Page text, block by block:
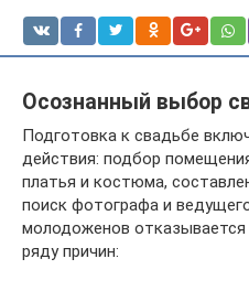
Осознанный выбор
Подготовка к свадьбе
действия: подбор
платья и костюма,
поиск фотографа и
молодоженов
ряду причин: